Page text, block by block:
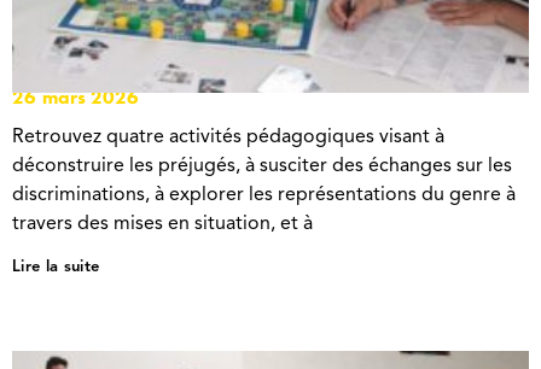
JEUX DE SENSIBILISATION
26 mars 2026
Retrouvez quatre activités pédagogiques visant à
déconstruire les préjugés, à susciter des échanges sur les
discriminations, à explorer les représentations du genre à
travers des mises en situation, et à
Lire la suite